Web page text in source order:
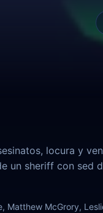
locura y
un sheriff con sed
Matthew McGrory,